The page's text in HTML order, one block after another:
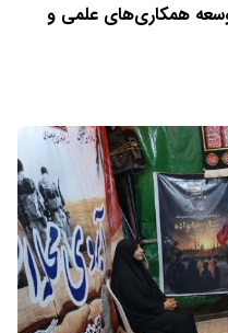
همکاری‌های علمی و